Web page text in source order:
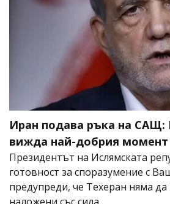
Иран подава ръка на САЩ:
вижда най-добрия момент
Президентът на Ислямската
готовност за споразумение с
предупреди, че Техеран няма